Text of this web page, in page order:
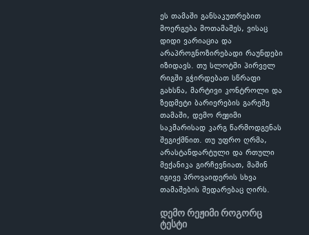
ეს თამაში განსაკუთრებით
მოერგება მოთამაშეს, ვისაც
დიდი ვარიაცია და
არაპროგნოზირებადი რაუნდები
იზიდავს. თუ სლოტში პირველ
რიგში გჭირდებათ სწრაფი
გახსნა, მარტივი კონტროლი და
ზედმეტი ბარიერების გარეშე
თამაში, დემო რეჟიმი
საკმარისად კარგ წარმოდგენას
შეგიქმნით. თუ უფრო ღრმა,
არასტანდარტული და რთული
მექანიკა გირჩევნიათ, მაშინ
იგივე პროვაიდერის სხვა
თამაშების შედარებაც ღირს.
დემო რეჟიმი როგორც
ტესტი